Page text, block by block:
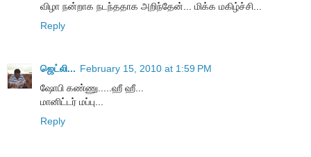
விழா நன்றாக நடந்ததாக அறிந்தேன்... மிக்க மகிழ்ச்சி...
Reply
ஜெட்லி... February 15, 2010 at 1:59 PM
ஷோபி கண்ணு.....ஹீ ஹீ...
மானிட்டர் மப்பு...
Reply